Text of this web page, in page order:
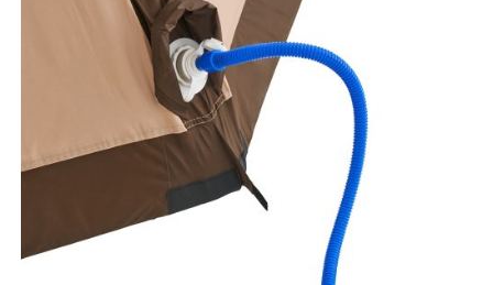
通気メッシュ ベンチレーション
通気メッシュ デビルブロックST メッシュ